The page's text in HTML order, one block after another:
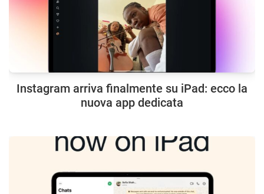
Instagram arriva finalmente su iPad: ecco la
nuova app dedicata